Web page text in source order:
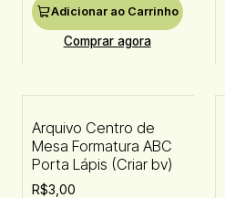
Adicionar ao Carrinho
Comprar agora
Arquivo Centro de
Mesa Formatura ABC
Porta Lápis (Criar bv)
R$3,00